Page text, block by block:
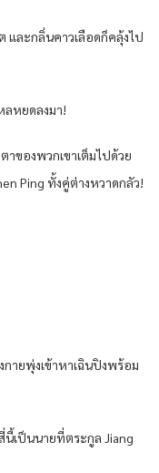
และกลิ่นคาวเลือดก็คลุ้งไป
ลหยดลงมา!
าของพวกเขาเต็มไปด้วย
Ping ทั้งคู่ต่างหวาดกลัว!
ายพุ่งเข้าหาเฉินปิงพร้อม
เป็นนายที่ตระกูล Jiang